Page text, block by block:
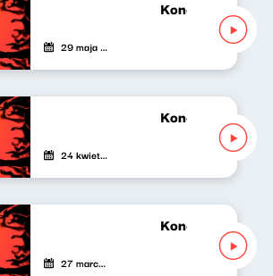
Koncert w Holu
29 maja 2026
Koncert w Holu
24 kwietnia 2026
Koncert w Holu
27 marca 2026